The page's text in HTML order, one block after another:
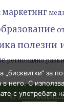
маркетинг
полезни
регионално
© 2020
„бисквитки“ за
него. С
с употребата